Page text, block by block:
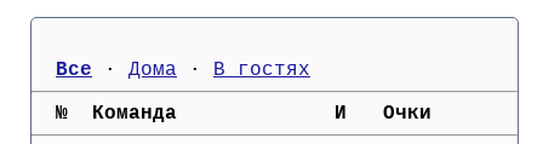
Кубок Европы (отбор)
Лига Наций
Все · Дома ·
В гостях
  №  Команда             И   Очки